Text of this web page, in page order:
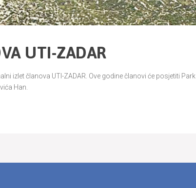
UTI-ZADAR
izlet članova UTI-ZADAR. Ove godine članovi će posjetiti Park
Han.